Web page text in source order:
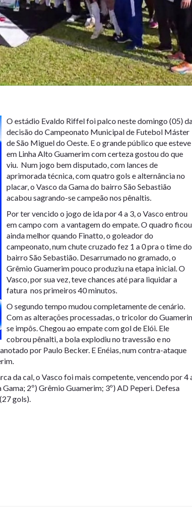
O estádio Evaldo Riffel foi palco neste domingo (05)
decisão do Campeonato Municipal de Futebol Máster
de São Miguel do Oeste. E o grande público que esteve
em Linha Alto Guamerim com certeza gostou do que
viu. Num jogo bem disputado, com lances de
aprimorada técnica, com quatro gols e alternância no
placar, o Vasco da Gama do bairro São Sebastião
acabou sagrando-se campeão nos pênaltis.
Por ter vencido o jogo de ida por 4 a 3, o Vasco entrou
em campo com a vantagem do empate. O quadro ficou
ainda melhor quando Finatto, o goleador do
campeonato, num chute cruzado fez 1 a 0 pra o time do
bairro São Sebastião. Desarrumado no gramado, o
Grêmio Guamerim pouco produziu na etapa inicial. O
Vasco, por sua vez, teve chances até para liquidar a
fatura nos primeiros 40 minutos.
O segundo tempo mudou completamente de cenário.
Com as alterações processadas, o tricolor do
se impôs. Chegou ao empate com gol de Elói. Ele
cobrou pênalti, a bola explodiu no travessão e no
por Paulo Becker. E Enéias, num contra-ataque
da cal, o Vasco foi mais competente, vencendo por 4
2º) Grêmio Guamerim; 3º) AD Peperi. Defesa
gols).